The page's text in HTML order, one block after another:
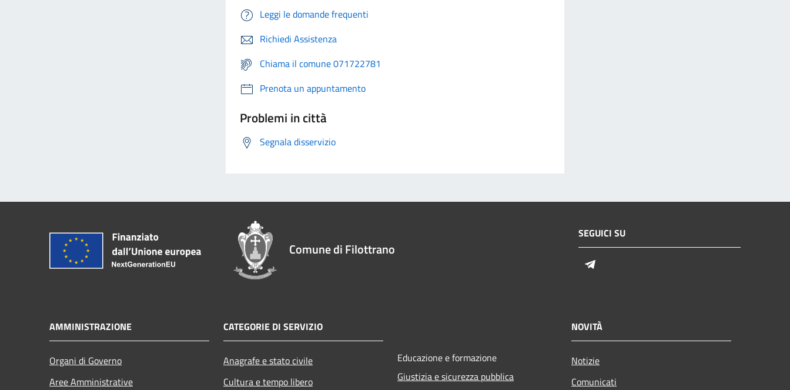
Leggi le domande frequenti
Richiedi Assistenza
Chiama il comune 071722781
Prenota un appuntamento
Problemi in città
Segnala disservizio
Comune di Filottrano
SEGUICI SU
AMMINISTRAZIONE
Organi di Governo
Aree Amministrative
CATEGORIE DI SERVIZIO
Anagrafe e stato civile
Cultura e tempo libero
Educazione e formazione
Giustizia e sicurezza pubblica
NOVITÀ
Notizie
Comunicati